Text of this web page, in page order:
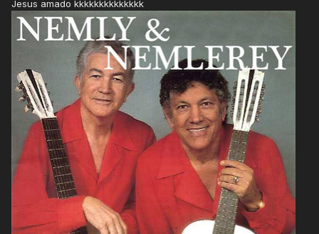
nos demais continente nas regiões dos trópicos. Então
existe aí uma variável topográfica muito relevante.
Há de se considerar também a superfície dos oceanos,
correntes marítimas, ciclos solares, erupções vulcânicas,
composição de gases e aerossóis... enfim, sob essa ótica a
variável Amazônia até parece bem pequena né.
A questão é que
não dá para ignorar quando você tem
por exemplo 10% de todo o território nacional desmatado
só entre 1985 e 2019* (aí entra não só a Amazônia, mas o
cerrado e caatinga). Só a
Amazônia já perdeu 17% de toda
sua cobertura
, cerca de
40% disso foi desmatado nos
últimos 20 anos*
. Vamos lembrar também que até a era JK
o cerrado ainda estava intacto (anos 60).
Jesus amado kkkkkkkkkkkkkk